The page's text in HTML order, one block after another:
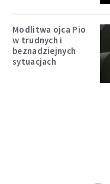
Modlitwa ojca Pio
w trudnych i
beznadziejnych
sytuacjach